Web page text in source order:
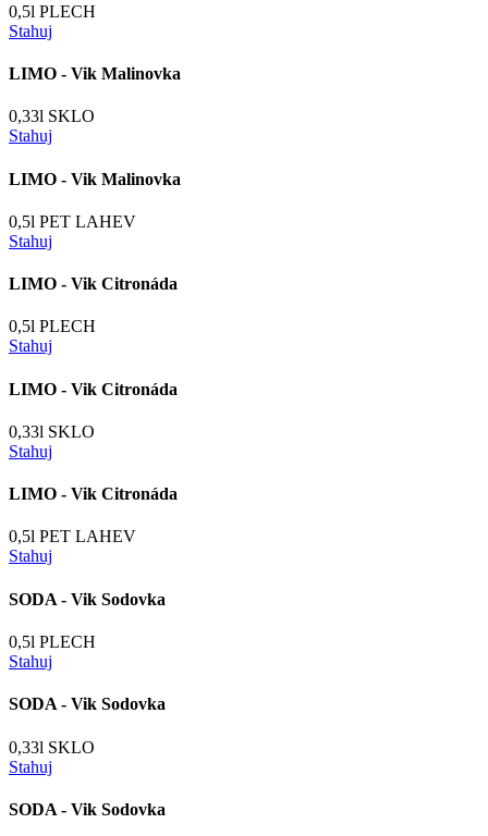
0,5l PLECH
Stahuj
LIMO - Vik Malinovka
0,33l SKLO
Stahuj
LIMO - Vik Malinovka
0,5l PET LAHEV
Stahuj
LIMO - Vik Citronáda
0,5l PLECH
Stahuj
LIMO - Vik Citronáda
0,33l SKLO
Stahuj
LIMO - Vik Citronáda
0,5l PET LAHEV
Stahuj
SODA - Vik Sodovka
0,5l PLECH
Stahuj
SODA - Vik Sodovka
0,33l SKLO
Stahuj
SODA - Vik Sodovka